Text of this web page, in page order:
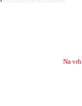
Na vrh